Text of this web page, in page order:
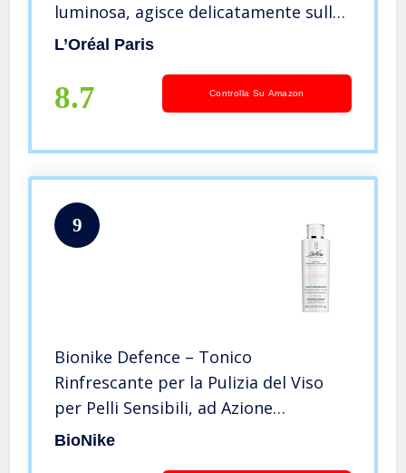
luminosa, agisce delicatamente sulla
pelle e allevia i segni di stanchezza,
L’Oréal Paris
8.7 Controlla Su Amazon
9
Bionike Defence – Tonico
Rinfrescante per la Pulizia del Viso
per Pelli Sensibili, ad Azione
Astringente Delicata, Dona
BioNike